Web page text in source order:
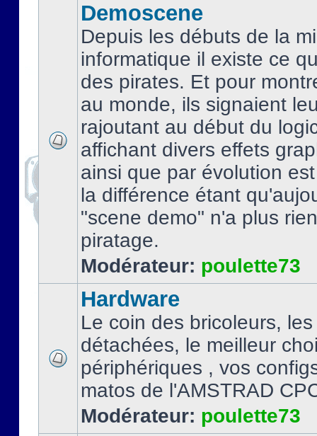
Demoscene
Depuis les débuts de la
informatique il existe ce
des pirates. Et pour
au monde, ils signaient
rajoutant au début du
affichant divers effets
ainsi que par évolution
la différence étant
"scene demo" n'a plus
piratage.
Modérateur: poulette73
Hardware
Le coin des bricoleurs,
détachées, le meilleur
périphériques , vos
matos de l'AMSTRAD
Modérateur: poulette73